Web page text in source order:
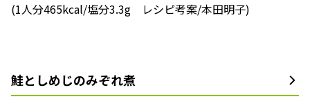
(1人分465kcal/塩分3.3g レシピ考案/本田明子)
鮭としめじのみぞれ煮